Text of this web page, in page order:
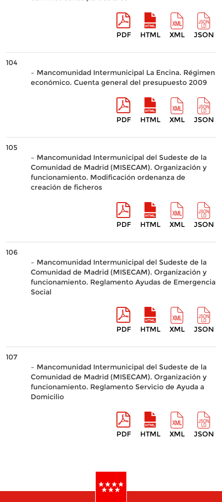
PDF HTML XML JSON
104
– Mancomunidad Intermunicipal La Encina. Régimen
económico. Cuenta general del presupuesto 2009
PDF HTML XML JSON
105
– Mancomunidad Intermunicipal del Sudeste de la
Comunidad de Madrid (MISECAM). Organización y
funcionamiento. Modificación ordenanza de
creación de ficheros
PDF HTML XML JSON
106
– Mancomunidad Intermunicipal del Sudeste de la
Comunidad de Madrid (MISECAM). Organización y
funcionamiento. Reglamento Ayudas de Emergencia
Social
PDF HTML XML JSON
107
– Mancomunidad Intermunicipal del Sudeste de la
Comunidad de Madrid (MISECAM). Organización y
funcionamiento. Reglamento Servicio de Ayuda a
Domicilio
PDF HTML XML JSON